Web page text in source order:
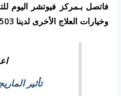
فاتصل بـمركز فيوتشر اليوم
وخيارات العلاج الأخرى لدينا
تأثير